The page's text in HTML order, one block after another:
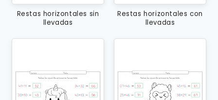
Restas horizontales sin
llevadas
Restas horizontales con
llevadas